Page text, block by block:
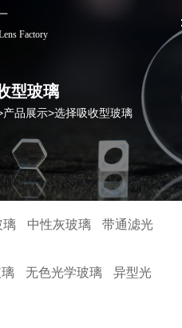
Factory
型玻璃
产品展示>选择吸收型玻璃
璃 中性灰玻璃 带通滤光
无色光学玻璃 异型光